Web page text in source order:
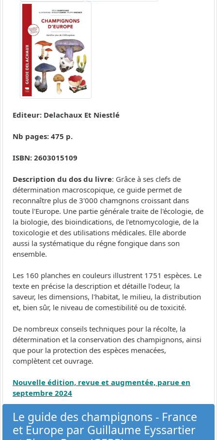
Editeur: Delachaux Et Niestlé
Nb pages: 475 p.
ISBN: 2603015109
Description du dos du livre: Grâce à ses clefs de
détermination macroscopique, ce guide permet de
reconnaître plus de 3'000 chamgnons croissant dans
toute l'Europe. Une partie générale traite de l'écologie, de
la biologie, des bioindications, de l'etnomycologie, de la
toxicologie et des utilisations médicales. Elle aborde
aussi la systématique du régne fongique dans son
ensemble.
Les 160 planches en couleurs illustrent 1751 espèces. Le
texte en précise la description et détaille l'odeur, la
saveur, les dimensions, l'habitat, le milieu, la distribution
et, bien sûr, le niveau de comestibilité ou de toxicité.
De nombreux conseils techniques pour la récolte, la
détermination et la conservation des champignons, ainsi
que pour la protection des espèces menacées,
complètent cet ouvrage.
Nouvelle édition, revue et augmentée, parue en
septembre 2024
Le guide des champignons - France
et Europe par Guillaume Eyssartier